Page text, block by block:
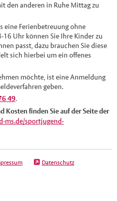
den anderen in Ruhe Mittag zu
eine Ferienbetreuung ohne
Uhr können Sie Ihre Kinder zu
passt, dazu brauchen Sie diese
sich hierbei um ein offenes
möchte, ist eine Anmeldung
geben.
49.
Kosten finden Sie auf der Seite der
ms.de/sportjugend-
Datenschutz